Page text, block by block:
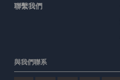
聯繫我們
與我們聯系